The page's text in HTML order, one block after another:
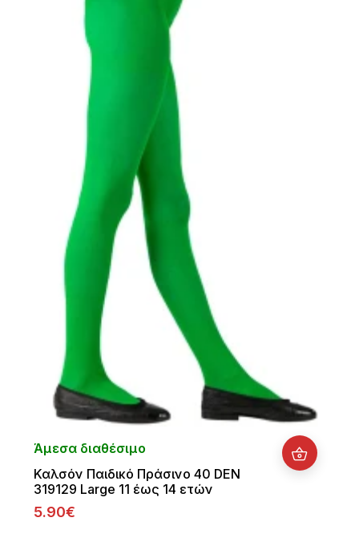
Άμεσα διαθέσιμο
Καλσόν Παιδικό Πράσινο 40 DEN
319129 Large 11 έως 14 ετών
5.90€